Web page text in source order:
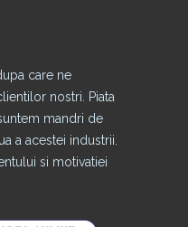
care ne
nostri. Piata
mandri de
a acestei industrii.
si motivatiei